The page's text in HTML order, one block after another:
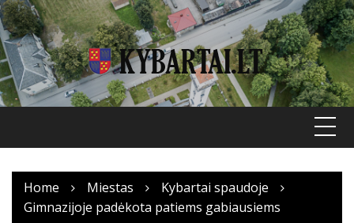
Skip
to
content
Home Miestas
Kybartai spaudoje
Gimnazijoje padėkota patiems gabiausiems